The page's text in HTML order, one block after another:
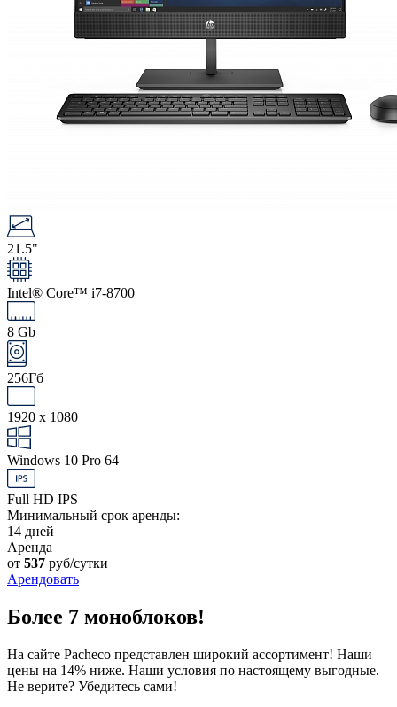
21.5"
Intel® Core™ i7-8700
8 Gb
256Гб
1920 x 1080
Windows 10 Pro 64
Full HD IPS
Минимальный срок аренды:
14 дней
Аренда
от 537 руб/сутки
Арендовать
Более 7 моноблоков!
На сайте Pacheco представлен широкий ассортимент! Наши
цены на 14% ниже. Наши условия по настоящему выгодные.
Не верите? Убедитесь сами!